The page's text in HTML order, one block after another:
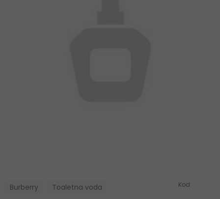
Burberry Toaletna voda Kod: